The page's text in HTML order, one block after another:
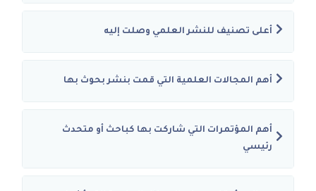
أعلى تصنيف للنشر العلمي وصلت إليه
أهم المجالات العلمية التي قمت بنشر بحوث بها
أهم المؤتمرات التي شاركت بها كباحث أو متحدث
رئيسي